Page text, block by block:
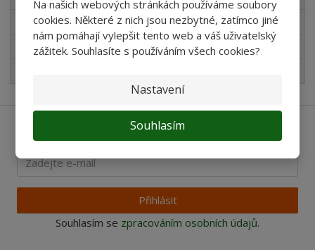
Na našich webových stránkách používáme soubory
cookies. Některé z nich jsou nezbytné, zatímco jiné
nám pomáhají vylepšit tento web a váš uživatelský
zážitek. Souhlasíte s používáním všech cookies?
Nastavení
Souhlasím
Produkty pro akvaristy
Pro děti
Přihlásit
Souhlasím se zpracováním osobních údajů.